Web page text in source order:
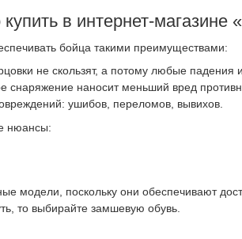
в интернет-магазине
бойца такими преимуществами:
не скользят, а потому любые падения
снаряжение наносит меньший вред
ушибов, переломов, вывихов.
нюансы:
модели, поскольку они обеспечивают
то выбирайте замшевую обувь.